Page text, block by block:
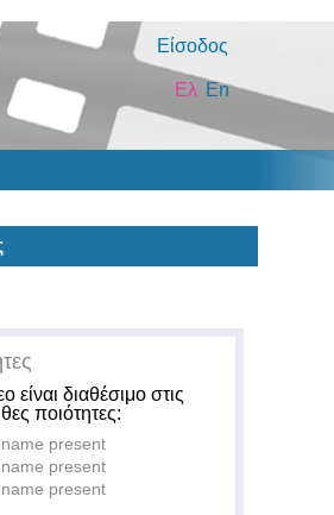
Είσοδος
En
Ελ
είναι διαθέσιμο στις
ποιότητες:
present
present
present